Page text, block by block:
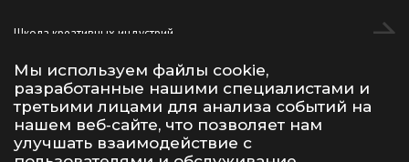
Мы используем файлы cookie,
разработанные нашими специалистами и
третьими лицами для анализа событий на
нашем веб‑сайте, что позволяет нам
улучшать взаимодействие с
Школа креативных индустрий
Студентам
Дополнительное образование
Vk Telegram YouTube